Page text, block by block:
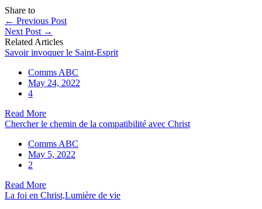
Share to
← Previous Post
Next Post →
Related Articles
Savoir invoquer le Saint-Esprit
Comms ABC
May 24, 2022
4
Read More
Chercher le chemin de la compatibilité avec Christ
Comms ABC
May 5, 2022
2
Read More
La foi en Christ,Lumière de vie